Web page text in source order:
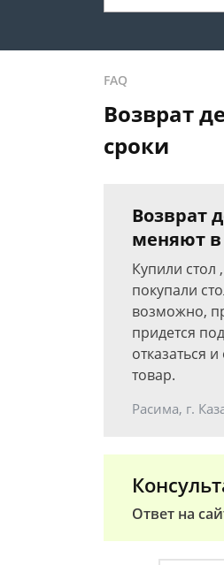
FAQ
Возврат
сроки
Возврат
меняют в
Купили стол
покупали
возможно,
придется
отказаться
товар.
Расима, г.
Ответ на